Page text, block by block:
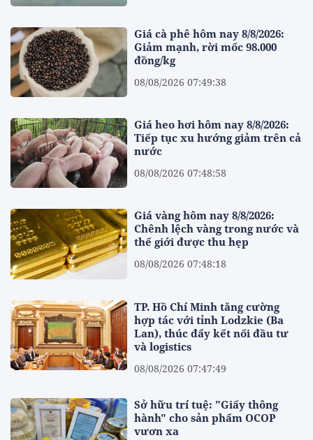
Giá cà phê hôm nay 8/8/2026:
Giảm mạnh, rời mốc 98.000
đồng/kg
08/08/2026 07:49:38
Giá heo hơi hôm nay 8/8/2026:
Tiếp tục xu hướng giảm trên cả
nước
08/08/2026 07:48:58
Giá vàng hôm nay 8/8/2026:
Chênh lệch vàng trong nước và
thế giới được thu hẹp
08/08/2026 07:48:18
TP. Hồ Chí Minh tăng cường
hợp tác với tỉnh Lodzkie (Ba
Lan), thúc đẩy kết nối đầu tư
và logistics
08/08/2026 07:47:49
Sở hữu trí tuệ: "Giấy thông
hành" cho sản phẩm OCOP
vươn xa